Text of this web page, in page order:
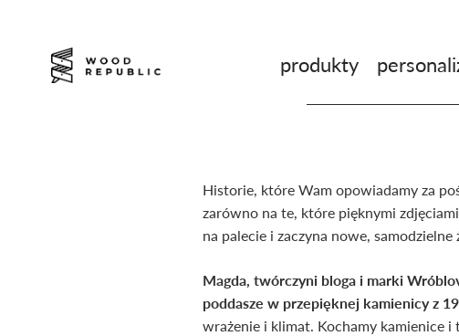
nawigację
produkty
Historie, które Wam opowiadamy za
zarówno na te, które pięknymi
na palecie i zaczyna nowe,
Magda, twórczyni bloga i marki
poddasze w przepięknej kamienicy z
wrażenie i klimat. Kochamy kamienice